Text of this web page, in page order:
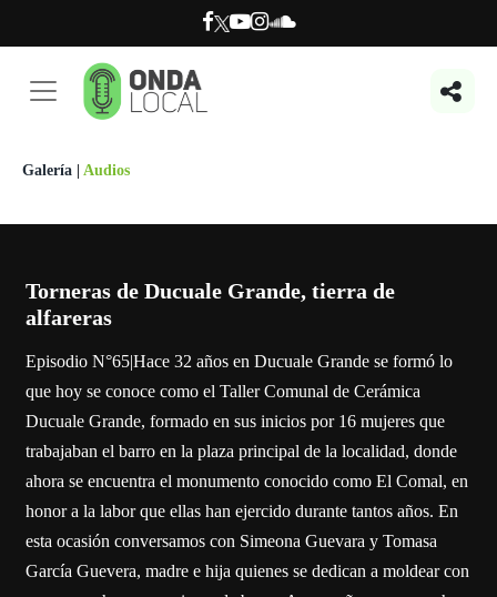
Galería Audios
Torneras de Ducuale Grande, tierra de
alfareras
Episodio N°65|Hace 32 años en Ducuale Grande se formó lo
que hoy se conoce como el Taller Comunal de Cerámica
Ducuale Grande, formado en sus inicios por 16 mujeres que
trabajaban el barro en la plaza principal de la localidad, donde
ahora se encuentra el monumento conocido como El Comal, en
honor a la labor que ellas han ejercido durante tantos años. En
esta ocasión conversamos con Simeona Guevara y Tomasa
García Guevera, madre e hija quienes se dedican a moldear con